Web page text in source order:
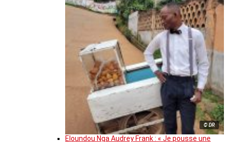
© DR
Eloundou Nga Audrey Frank : « Je pousse une